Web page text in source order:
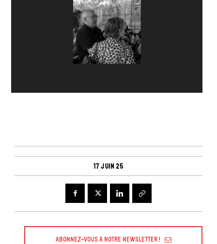
17 juin 25
Abonnez-vous à Notre Newsletter !